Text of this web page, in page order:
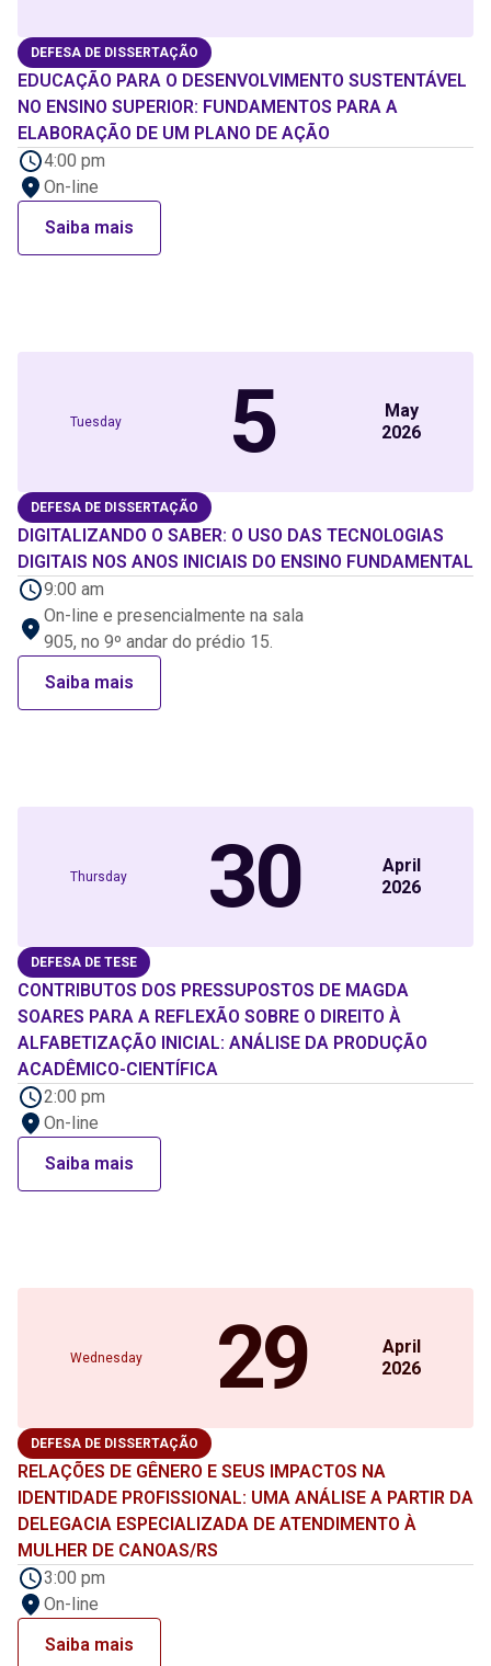
DEFESA DE DISSERTAÇÃO
EDUCAÇÃO PARA O DESENVOLVIMENTO SUSTENTÁVEL
NO ENSINO SUPERIOR: FUNDAMENTOS PARA A
ELABORAÇÃO DE UM PLANO DE AÇÃO
4:00 pm
On-line
Saiba mais
Tuesday 5
May
2026
DEFESA DE DISSERTAÇÃO
DIGITALIZANDO O SABER: O USO DAS TECNOLOGIAS
DIGITAIS NOS ANOS INICIAIS DO ENSINO FUNDAMENTAL
9:00 am
On-line e presencialmente na sala
905, no 9º andar do prédio 15.
Saiba mais
Thursday 30
April
2026
DEFESA DE TESE
CONTRIBUTOS DOS PRESSUPOSTOS DE MAGDA
SOARES PARA A REFLEXÃO SOBRE O DIREITO À
ALFABETIZAÇÃO INICIAL: ANÁLISE DA PRODUÇÃO
ACADÊMICO-CIENTÍFICA
2:00 pm
On-line
Saiba mais
Wednesday 29
April
2026
DEFESA DE DISSERTAÇÃO
RELAÇÕES DE GÊNERO E SEUS IMPACTOS NA
IDENTIDADE PROFISSIONAL: UMA ANÁLISE A PARTIR DA
DELEGACIA ESPECIALIZADA DE ATENDIMENTO À
MULHER DE CANOAS/RS
3:00 pm
On-line
Saiba mais